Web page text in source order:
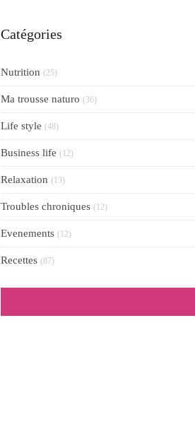
Catégories
Nutrition (25)
Ma trousse naturo (36)
Life style (48)
Business life (12)
Relaxation (13)
Troubles chroniques (12)
Evenements (12)
Recettes (87)